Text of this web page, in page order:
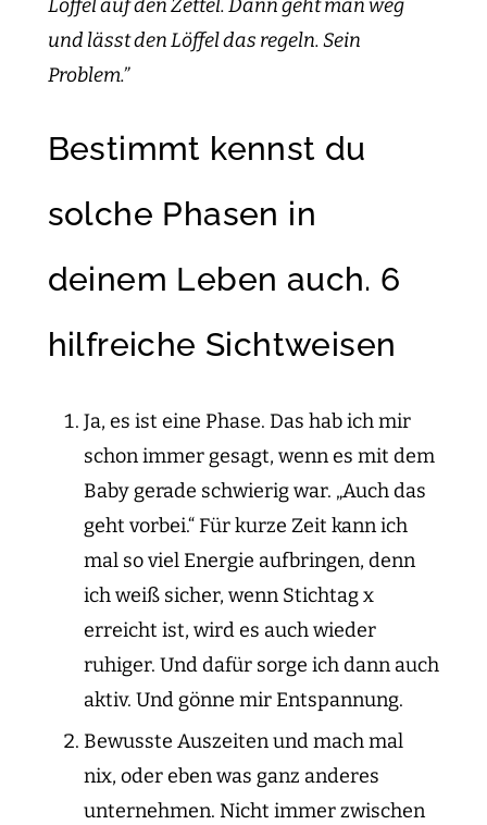
Löffel auf den Zettel. Dann geht man weg
und lässt den Löffel das regeln. Sein
Problem.”
Bestimmt kennst du
solche Phasen in
deinem Leben auch. 6
hilfreiche Sichtweisen
Ja, es ist eine Phase. Das hab ich mir
schon immer gesagt, wenn es mit dem
Baby gerade schwierig war. „Auch das
geht vorbei.“ Für kurze Zeit kann ich
mal so viel Energie aufbringen, denn
ich weiß sicher, wenn Stichtag x
erreicht ist, wird es auch wieder
ruhiger. Und dafür sorge ich dann auch
aktiv. Und gönne mir Entspannung.
Bewusste Auszeiten und mach mal
nix, oder eben was ganz anderes
unternehmen. Nicht immer zwischen